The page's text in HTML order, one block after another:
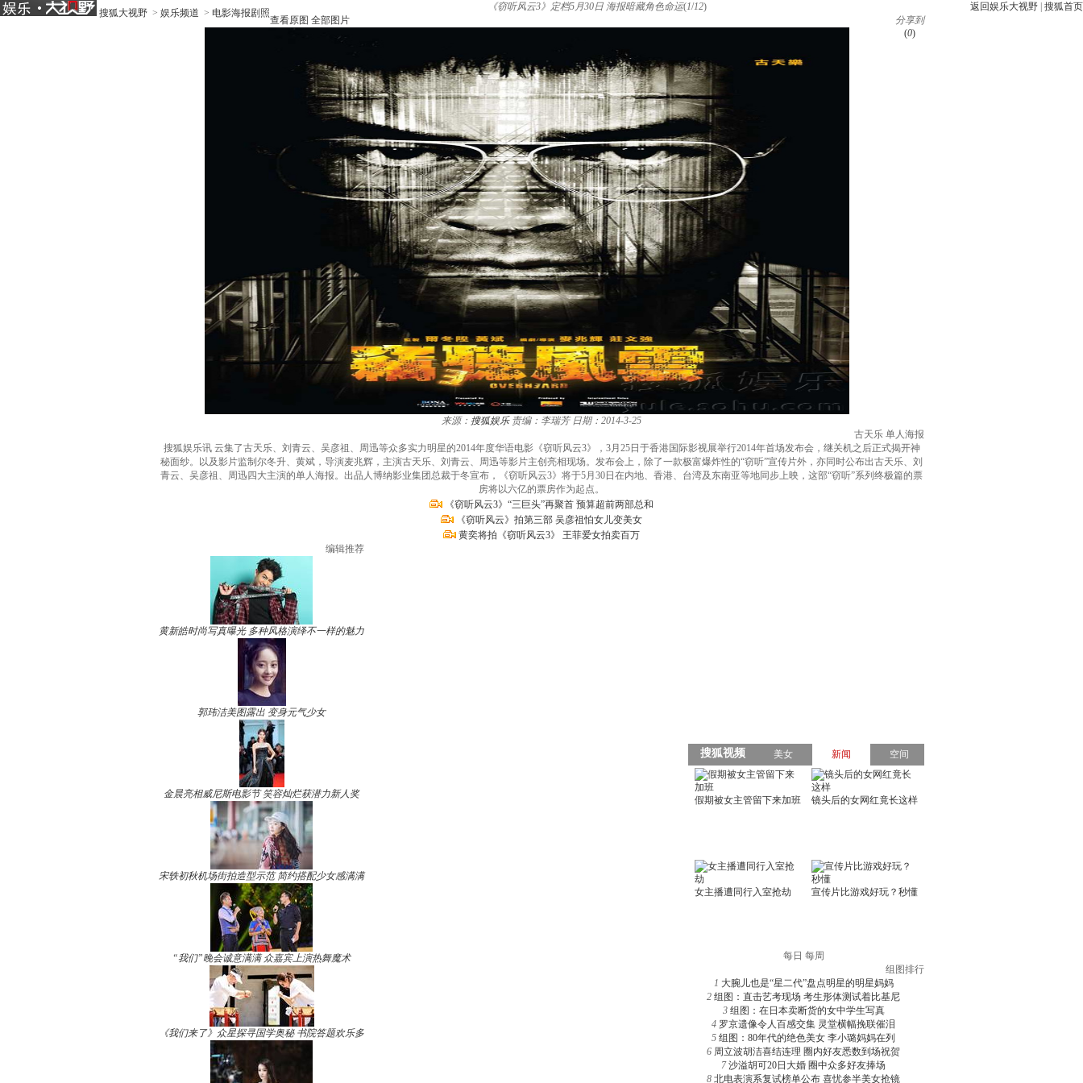
搜狐大视野 > 娱乐频道 > 电影海报剧照
返回娱乐大视野 搜狐首页
《窃听风云3》定档5月30日 海报暗藏角色命运(1/12)
查看原图 全部图片
分享到
(0)
来源： 搜狐娱乐 责编：李瑞芳 日期：2014-3-25
古天乐 单人海报
搜狐娱乐讯 云集了古天乐、刘青云、吴彦祖、周迅等众多实力明星的2014年度华语电影《窃听风云3》，3月25日于香港国际影视展举行2014年首场发布会，继关机之后正式揭开神
秘面纱。以及影片监制尔冬升、黄斌，导演麦兆辉，主演古天乐、刘青云、周迅等影片主创亮相现场。发布会上，除了一款极富爆炸性的“窃听”宣传片外，亦同时公布出古天乐、刘
青云、吴彦祖、周迅四大主演的单人海报。出品人博纳影业集团总裁于冬宣布，《窃听风云3》将于5月30日在内地、香港、台湾及东南亚等地同步上映，这部“窃听”系列终极篇的票
房将以六亿的票房作为起点。
《窃听风云3》“三巨头”再聚首 预算超前两部总和
《窃听风云》拍第三部 吴彦祖怕女儿变美女
黄奕将拍《窃听风云3》 王菲爱女拍卖百万
编辑推荐
黄新皓时尚写真曝光 多种风格演绎不一样的魅力
郭玮洁美图露出 变身元气少女
金晨亮相威尼斯电影节 笑容灿烂获潜力新人奖
宋轶初秋机场街拍造型示范 简约搭配少女感满满
“我们”晚会诚意满满 众嘉宾上演热舞魔术
《我们来了》众星探寻国学奥秘 书院答题欢乐多
每日 每周
组图排行
1 大腕儿也是“星二代”盘点明星的明星妈妈
2 组图：直击艺考现场 考生形体测试着比基尼
3 组图：在日本卖断货的女中学生写真
4 罗京遗像令人百感交集 灵堂横幅挽联催泪
5 组图：80年代的绝色美女 李小璐妈妈在列
6 周立波胡洁喜结连理 圈内好友悉数到场祝贺
7 沙溢胡可20日大婚 圈中众多好友捧场
8 北电表演系复试榜单公布 喜忧参半美女抢镜